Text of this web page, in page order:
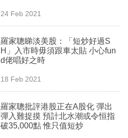
24 Feb 2021
羅家聰睇淡美股：「短炒好過S
H」入市時毋須跟車太貼 小心fun
d佬唱好之時
18 Feb 2021
羅家聰批評港股正在A股化 彈出
彈入難捉摸 預計北水潮或令恒指
破35,000點 惟只值短炒